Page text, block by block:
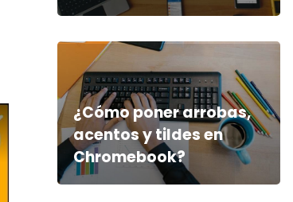
¿Cómo poner arrobas,
acentos y tildes en
Chromebook?